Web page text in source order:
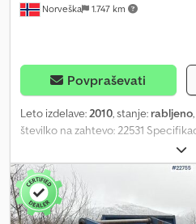
Norveška 1.747 km
Povpraševati
Leto izdelave:2010, stanje: rabljeno
številko na zahtevo: 22531
Bilo nameščeno na 3-osnem
(po navedbah lastnika) Hidravlična
dostavo Lastna teža: 11 Model:
nadgradnja s hidravlično ponjavo. =
Dodjzqknwopfx Abgjkr Namen